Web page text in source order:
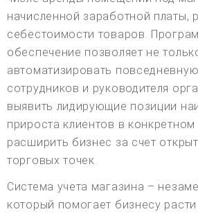
начисленной заработной платы,
себестоимости товаров.
обеспечение позволяет не
автоматизировать
сотрудников и руководителя
выявить лидирующие позиции
прироста клиентов в конкретном
расширить бизнес за счет
торговых точек.
Система учета магазина –
который помогает бизнесу